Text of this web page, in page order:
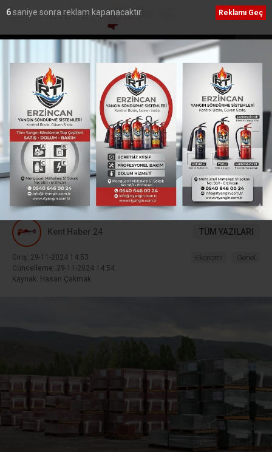
Erzincan’a Özel Eğitimde Dev Yatırım: Sümer
Eğitim Meslek Okulu İçin İmzalar Atıldı”
Ana Sayfa›Genel
Ekim ayında Erzincan’da
ihracat arttı, ithalat azaldı
Erzincan’da Ekim ayında genel ticaret sistemine
göre ihracat 3 milyon 450 bin dolar, ithalat 377
bin dolar olarak gerçekleşti.
Kent Haber 24 TÜM YAZILARI
Giriş: 29-11-2024 14:53
Güncelleme: 29-11-2024 14:54
Kaynak: Hasan Çakmak
Ekonomi Genel
5saniye sonra reklam kapanacaktır. Reklamı Geç